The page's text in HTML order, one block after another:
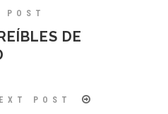
POST
DE
POST